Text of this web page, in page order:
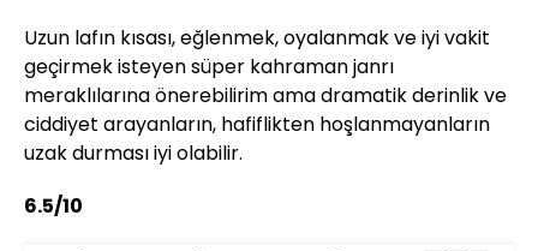
Uzun lafın kısası, eğlenmek, oyalanmak ve iyi vakit
geçirmek isteyen süper kahraman janrı
meraklılarına önerebilirim ama dramatik derinlik ve
ciddiyet arayanların, hafiflikten hoşlanmayanların
uzak durması iyi olabilir.
6.5/10